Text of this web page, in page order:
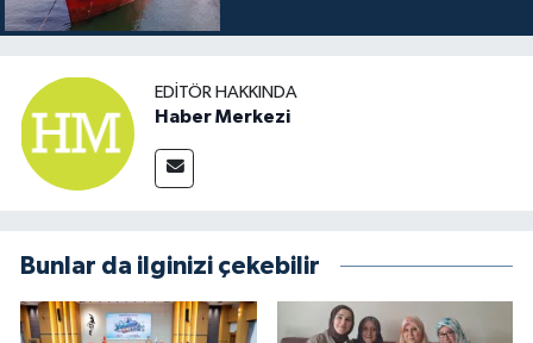
EDITÖR HAKKINDA
Haber Merkezi
Bunlar da ilginizi çekebilir